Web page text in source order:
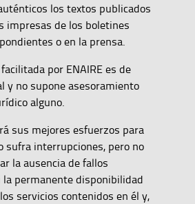
los textos publicados
impresas de los boletines
o en la prensa.
por ENAIRE es de
y no supone asesoramiento
alguno.
sus mejores esfuerzos para
sufra interrupciones, pero no
la ausencia de fallos
la permanente disponibilidad
servicios contenidos en él y,